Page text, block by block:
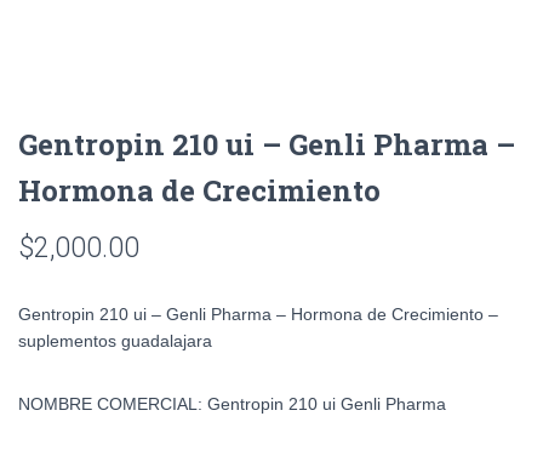
Gentropin 210 ui – Genli Pharma –
Hormona de Crecimiento
$2,000.00
Gentropin 210 ui – Genli Pharma – Hormona de Crecimiento –
suplementos guadalajara
NOMBRE COMERCIAL: Gentropin 210 ui Genli Pharma